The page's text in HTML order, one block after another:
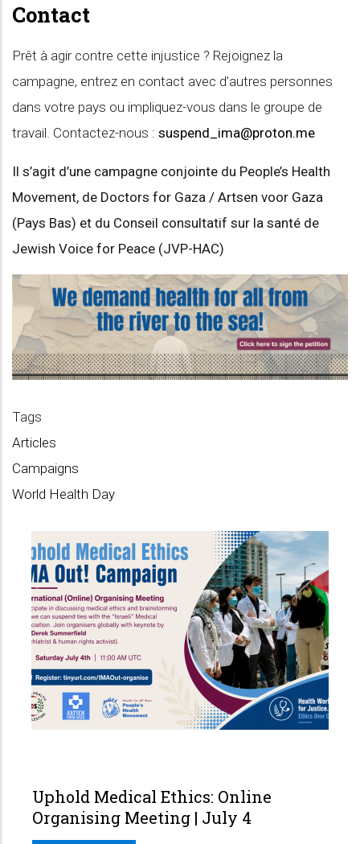
Contact
Prêt à agir contre cette injustice ? Rejoignez la
campagne, entrez en contact avec d’autres personnes
dans votre pays ou impliquez-vous dans le groupe de
travail. Contactez-nous : suspend_ima@proton.me
Il s’agit d’une campagne conjointe du People’s Health
Movement, de Doctors for Gaza / Artsen voor Gaza
(Pays Bas) et du Conseil consultatif sur la santé de
Jewish Voice for Peace (JVP-HAC)
Tags
Articles
Campaigns
World Health Day
Uphold Medical Ethics: Online
Organising Meeting | July 4